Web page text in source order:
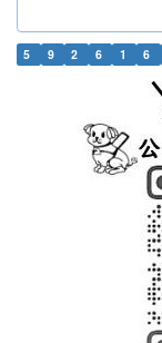
5 9 2 6 1 6